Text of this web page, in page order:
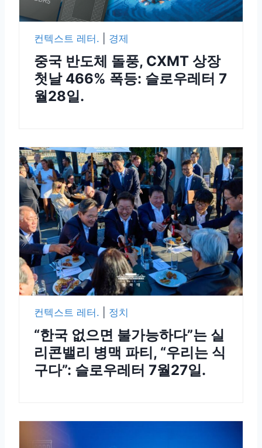
컨텍스트 레터. 경제
중국 반도체 돌풍, CXMT 상장
첫날 466% 폭등: 슬로우레터 7
월28일.
컨텍스트 레터. 정치
“한국 없으면 불가능하다”는 실
리콘밸리 병맥 파티, “우리는 식
구다”: 슬로우레터 7월27일.